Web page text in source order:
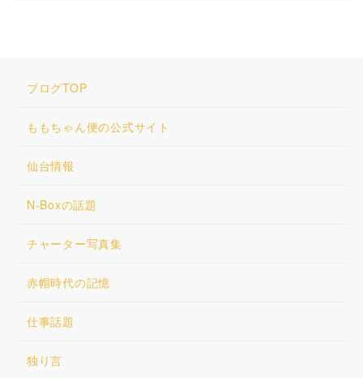
ブログTOP
ももちゃん便の公式サイト
仙台情報
N-Boxの話題
チャーター写真集
赤帽時代の記憶
仕事話題
独り言